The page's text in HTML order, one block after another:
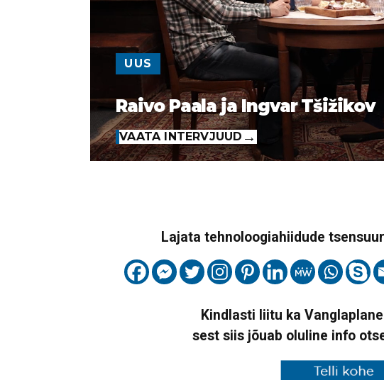
UUS
Raivo Paala ja Ingvar Tšižikov
VAATA INTERVJUUD
Lajata tehnoloogiahiidude
Kindlasti liitu ka
sest siis jõuab oluline info